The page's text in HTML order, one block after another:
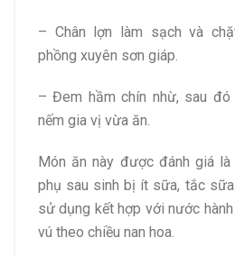
– Chân lợn làm sạch và
phồng xuyên sơn giáp.
– Đem hầm chín nhừ, sau
nếm gia vị vừa ăn.
Món ăn này được đánh giá
phụ sau sinh bị ít sữa, tắc
sử dụng kết hợp với nước
vú theo chiều nan hoa.